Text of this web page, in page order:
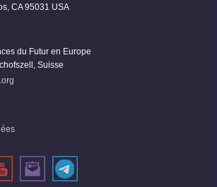
CA 95031 USA
du Futur en Europe
Suisse